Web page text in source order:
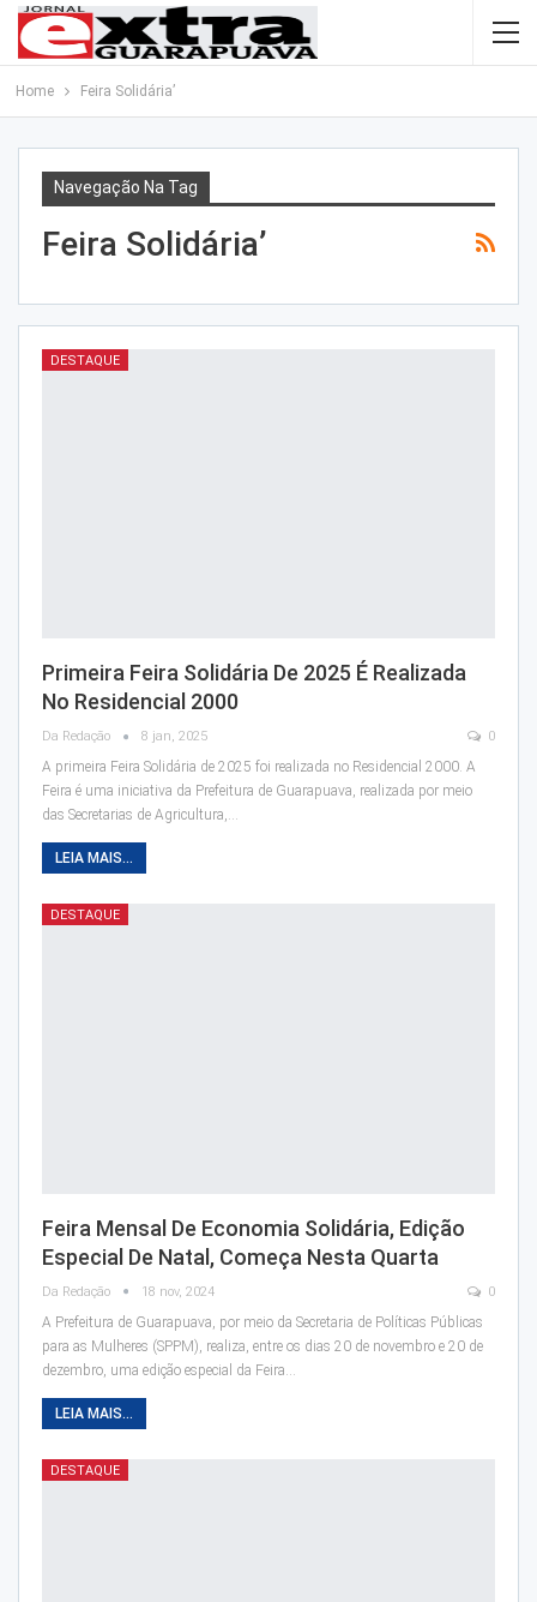
Home Feira Solidária’
Navegação Na Tag
Feira Solidária’
DESTAQUE
Primeira Feira Solidária De 2025 É Realizada
No Residencial 2000
Da Redação 8 jan, 2025 0
A primeira Feira Solidária de 2025 foi realizada no Residencial 2000. A
Feira é uma iniciativa da Prefeitura de Guarapuava, realizada por meio
das Secretarias de Agricultura,…
LEIA MAIS...
DESTAQUE
Feira Mensal De Economia Solidária, Edição
Especial De Natal, Começa Nesta Quarta
Da Redação 18 nov, 2024 0
A Prefeitura de Guarapuava, por meio da Secretaria de Políticas Públicas
para as Mulheres (SPPM), realiza, entre os dias 20 de novembro e 20 de
dezembro, uma edição especial da Feira…
LEIA MAIS...
DESTAQUE